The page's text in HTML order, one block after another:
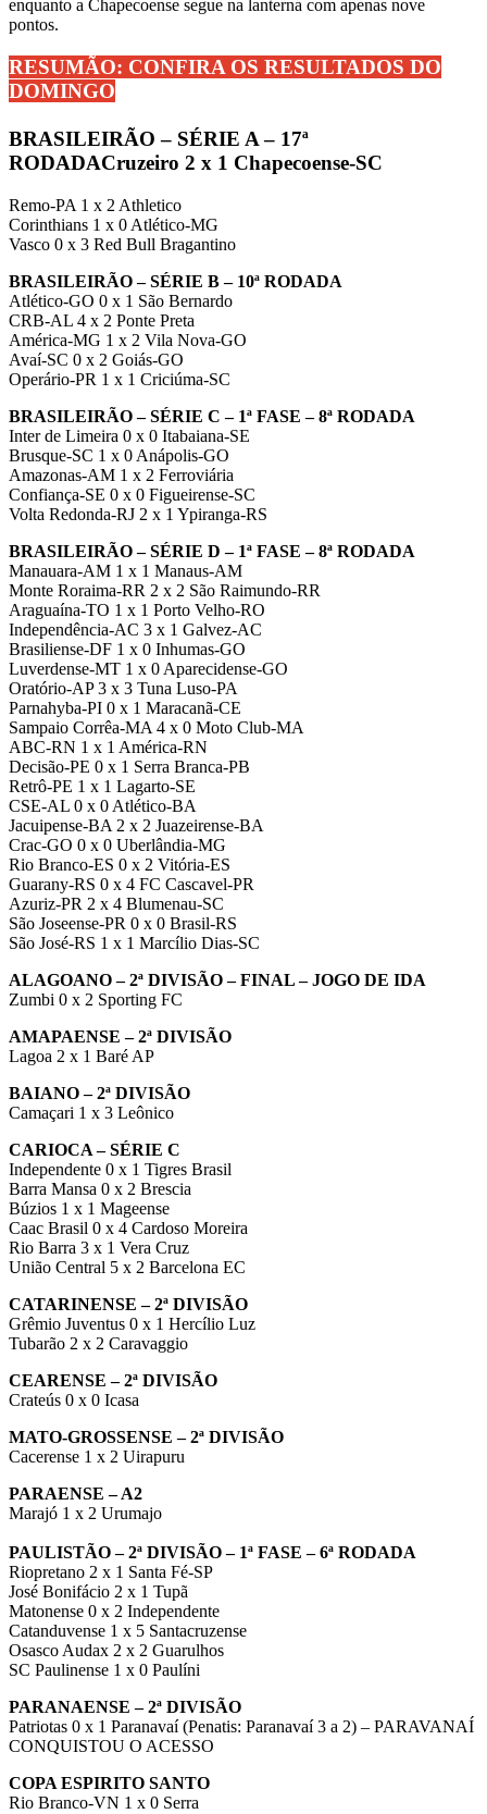
enquanto a Chapecoense segue na lanterna com apenas nove
pontos.
RESUMÃO: CONFIRA OS RESULTADOS DO
DOMINGO
BRASILEIRÃO – SÉRIE A – 17ª
RODADACruzeiro 2 x 1 Chapecoense-SC
Remo-PA 1 x 2 Athletico
Corinthians 1 x 0 Atlético-MG
Vasco 0 x 3 Red Bull Bragantino
BRASILEIRÃO – SÉRIE B – 10ª RODADA
Atlético-GO 0 x 1 São Bernardo
CRB-AL 4 x 2 Ponte Preta
América-MG 1 x 2 Vila Nova-GO
Avaí-SC 0 x 2 Goiás-GO
Operário-PR 1 x 1 Criciúma-SC
BRASILEIRÃO – SÉRIE C – 1ª FASE – 8ª RODADA
Inter de Limeira 0 x 0 Itabaiana-SE
Brusque-SC 1 x 0 Anápolis-GO
Amazonas-AM 1 x 2 Ferroviária
Confiança-SE 0 x 0 Figueirense-SC
Volta Redonda-RJ 2 x 1 Ypiranga-RS
BRASILEIRÃO – SÉRIE D – 1ª FASE – 8ª RODADA
Manauara-AM 1 x 1 Manaus-AM
Monte Roraima-RR 2 x 2 São Raimundo-RR
Araguaína-TO 1 x 1 Porto Velho-RO
Independência-AC 3 x 1 Galvez-AC
Brasiliense-DF 1 x 0 Inhumas-GO
Luverdense-MT 1 x 0 Aparecidense-GO
Oratório-AP 3 x 3 Tuna Luso-PA
Parnahyba-PI 0 x 1 Maracanã-CE
Sampaio Corrêa-MA 4 x 0 Moto Club-MA
ABC-RN 1 x 1 América-RN
Decisão-PE 0 x 1 Serra Branca-PB
Retrô-PE 1 x 1 Lagarto-SE
CSE-AL 0 x 0 Atlético-BA
Jacuipense-BA 2 x 2 Juazeirense-BA
Crac-GO 0 x 0 Uberlândia-MG
Rio Branco-ES 0 x 2 Vitória-ES
Guarany-RS 0 x 4 FC Cascavel-PR
Azuriz-PR 2 x 4 Blumenau-SC
São Joseense-PR 0 x 0 Brasil-RS
São José-RS 1 x 1 Marcílio Dias-SC
ALAGOANO – 2ª DIVISÃO – FINAL – JOGO DE IDA
Zumbi 0 x 2 Sporting FC
AMAPAENSE – 2ª DIVISÃO
Lagoa 2 x 1 Baré AP
BAIANO – 2ª DIVISÃO
Camaçari 1 x 3 Leônico
CARIOCA – SÉRIE C
Independente 0 x 1 Tigres Brasil
Barra Mansa 0 x 2 Brescia
Búzios 1 x 1 Mageense
Caac Brasil 0 x 4 Cardoso Moreira
Rio Barra 3 x 1 Vera Cruz
União Central 5 x 2 Barcelona EC
CATARINENSE – 2ª DIVISÃO
Grêmio Juventus 0 x 1 Hercílio Luz
Tubarão 2 x 2 Caravaggio
CEARENSE – 2ª DIVISÃO
Crateús 0 x 0 Icasa
MATO-GROSSENSE – 2ª DIVISÃO
Cacerense 1 x 2 Uirapuru
PARAENSE – A2
Marajó 1 x 2 Urumajo
PAULISTÃO – 2ª DIVISÃO – 1ª FASE – 6ª RODADA
Riopretano 2 x 1 Santa Fé-SP
José Bonifácio 2 x 1 Tupã
Matonense 0 x 2 Independente
Catanduvense 1 x 5 Santacruzense
Osasco Audax 2 x 2 Guarulhos
SC Paulinense 1 x 0 Paulíni
PARANAENSE – 2ª DIVISÃO
Patriotas 0 x 1 Paranavaí (Penatis: Paranavaí 3 a 2) – PARAVANAÍ
CONQUISTOU O ACESSO
COPA ESPIRITO SANTO
Rio Branco-VN 1 x 0 Serra